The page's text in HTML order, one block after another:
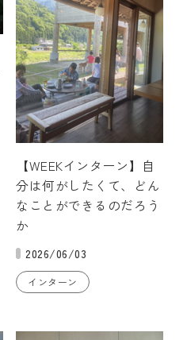
【WEEKインターン】自
分は何がしたくて、どん
なことができるのだろう
か
2026/06/03
インターン